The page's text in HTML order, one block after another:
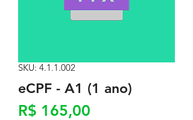
SKU: 4.1.1.002
eCPF - A1 (1 ano)
R$ 165,00
Powered by
InnoTech Apps